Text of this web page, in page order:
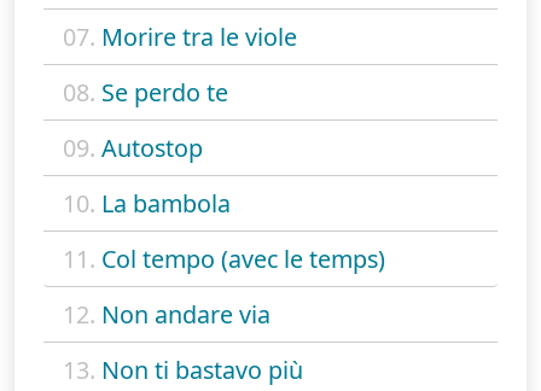
07. Morire tra le viole
08. Se perdo te
09. Autostop
10. La bambola
11. Col tempo (avec le temps)
12. Non andare via
13. Non ti bastavo più